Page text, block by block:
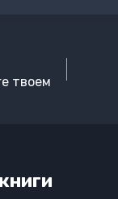
твоем